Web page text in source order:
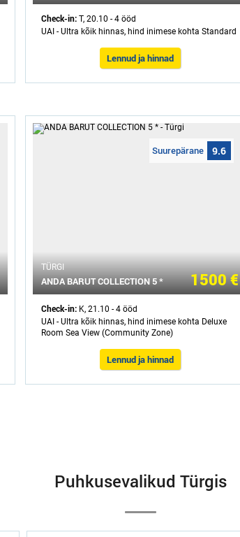
Check-in:T, 20.10 - 4 ööd
UAI - Ultra kõik hinnas, hind inimese kohta Standard
Lennud ja hinnad
Suurepärane 9.6
ТÜRGI
ANDA BARUT COLLECTION 5 * 1500 €
Check-in: K, 21.10 - 4 ööd
UAI - Ultra kõik hinnas, hind inimese kohta Deluxe
Room Sea View (Community Zone)
Lennud ja hinnad
Puhkusevalikud Türgis